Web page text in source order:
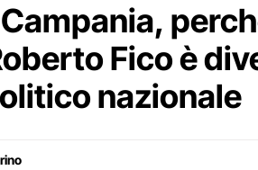
Fico è
nazionale